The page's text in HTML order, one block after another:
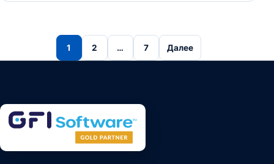
Пагинация записей
1 2 … 7 Далее